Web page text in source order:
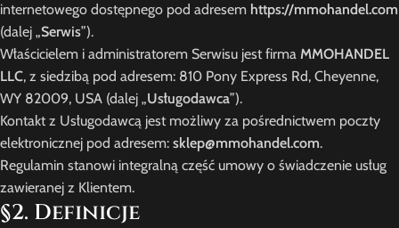
internetowego dostępnego pod adresem https://mmohandel.com
(dalej „Serwis”).
Właścicielem i administratorem Serwisu jest firma MMOHANDEL
LLC, z siedzibą pod adresem: 810 Pony Express Rd, Cheyenne,
WY 82009, USA (dalej „Usługodawca”).
Kontakt z Usługodawcą jest możliwy za pośrednictwem poczty
elektronicznej pod adresem: sklep@mmohandel.com.
Regulamin stanowi integralną część umowy o świadczenie usług
zawieranej z Klientem.
§2. Definicje